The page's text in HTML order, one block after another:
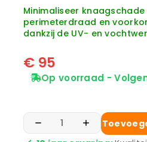
Minimaliseer
perimeterdraad en
dankzij de UV- en
€ 95
Op voorraad -